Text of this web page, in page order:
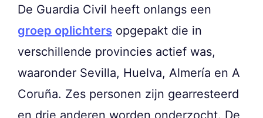
De Guardia Civil heeft onlangs een
groep oplichters opgepakt die in
verschillende provincies actief was,
waaronder Sevilla, Huelva, Almería en A
Coruña. Zes personen zijn gearresteerd
en drie anderen worden onderzocht. De